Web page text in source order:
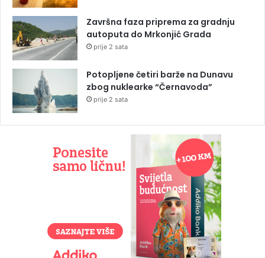
Završna faza priprema za gradnju
autoputa do Mrkonjić Grada
prije 2 sata
Potopljene četiri barže na Dunavu
zbog nuklearke “Černavoda”
prije 2 sata